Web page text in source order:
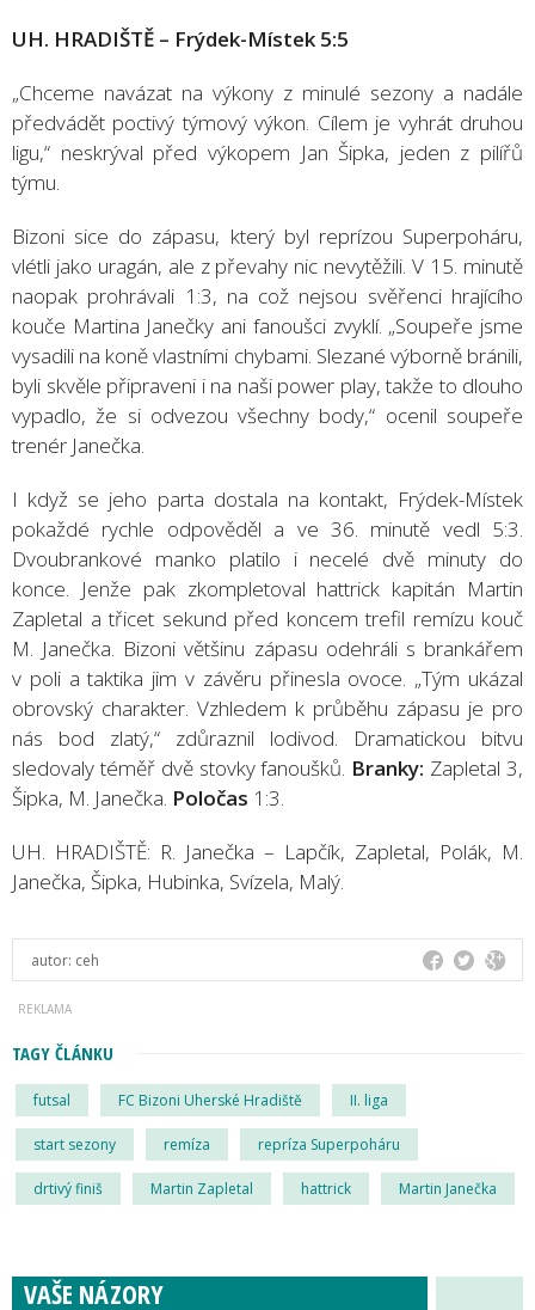
UH. HRADIŠTĚ – Frýdek-Místek 5:5
„Chceme navázat na výkony z minulé sezony a nadále
předvádět poctivý týmový výkon. Cílem je vyhrát druhou
ligu,“ neskrýval před výkopem Jan Šipka, jeden z pilířů
týmu.
Bizoni sice do zápasu, který byl reprízou Superpoháru,
vlétli jako uragán, ale z převahy nic nevytěžili. V 15. minutě
naopak prohrávali 1:3, na což nejsou svěřenci hrajícího
kouče Martina Janečky ani fanoušci zvyklí. „Soupeře jsme
vysadili na koně vlastními chybami. Slezané výborně bránili,
byli skvěle připraveni i na naši power play, takže to dlouho
vypadlo, že si odvezou všechny body,“ ocenil soupeře
trenér Janečka.
I když se jeho parta dostala na kontakt, Frýdek-Místek
pokaždé rychle odpověděl a ve 36. minutě vedl 5:3.
Dvoubrankové manko platilo i necelé dvě minuty do
konce. Jenže pak zkompletoval hattrick kapitán Martin
Zapletal a třicet sekund před koncem trefil remízu kouč
M. Janečka. Bizoni většinu zápasu odehráli s brankářem
v poli a taktika jim v závěru přinesla ovoce. „Tým ukázal
obrovský charakter. Vzhledem k průběhu zápasu je pro
nás bod zlatý,“ zdůraznil lodivod. Dramatickou bitvu
sledovaly téměř dvě stovky fanoušků. Branky: Zapletal 3,
Šipka, M. Janečka. Poločas 1:3.
UH. HRADIŠTĚ: R. Janečka – Lapčík, Zapletal, Polák, M.
Janečka, Šipka, Hubinka, Svízela, Malý.
autor: ceh
TAGY ČLÁNKU
futsal FC Bizoni Uherské Hradiště II. liga
start sezony remíza repríza Superpoháru
drtivý finiš Martin Zapletal hattrick Martin Janečka
VAŠE NÁZORY